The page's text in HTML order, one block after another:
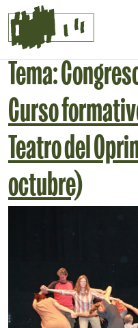
Saltar al contingut
Navegación
Tema:
Curso
Teatro del
octubre)